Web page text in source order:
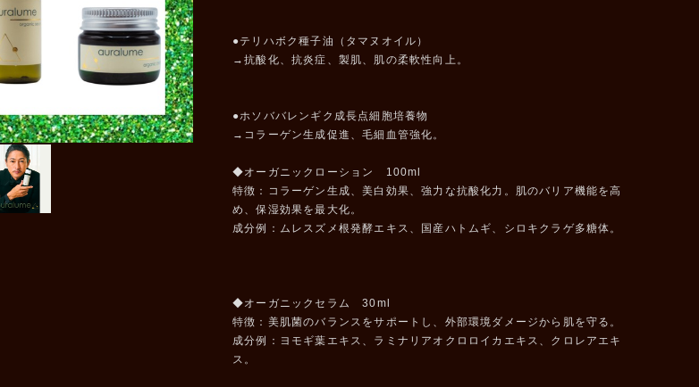
●テリハボク種子油（タマヌオイル）
→抗酸化、抗炎症、製肌、肌の柔軟性向上。
●ホソババレンギク成長点細胞培養物
→コラーゲン生成促進、毛細血管強化。
◆オーガニックローション 100ml
特徴：コラーゲン生成、美白効果、強力な抗酸化力。肌のバリア機能を高
め、保湿効果を最大化。
成分例：ムレスズメ根発酵エキス、国産ハトムギ、シロキクラゲ多糖体。
◆オーガニックセラム 30ml
特徴：美肌菌のバランスをサポートし、外部環境ダメージから肌を守る。
成分例：ヨモギ葉エキス、ラミナリアオクロロイカエキス、クロレアエキ
ス。